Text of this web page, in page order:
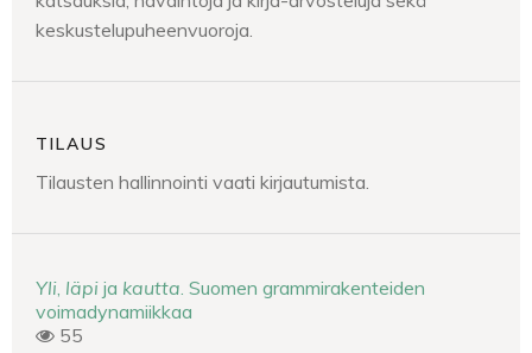
keskustelupuheenvuoroja.
TILAUS
Tilausten hallinnointi vaati kirjautumista.
Yli läpi ja kautta . Suomen grammirakenteiden
voimadynamiikkaa
55